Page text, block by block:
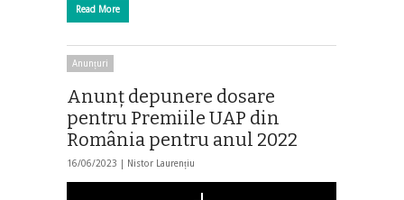
Read More
Anunțuri
Anunț depunere dosare
pentru Premiile UAP din
România pentru anul 2022
16/06/2023 | Nistor Laurențiu